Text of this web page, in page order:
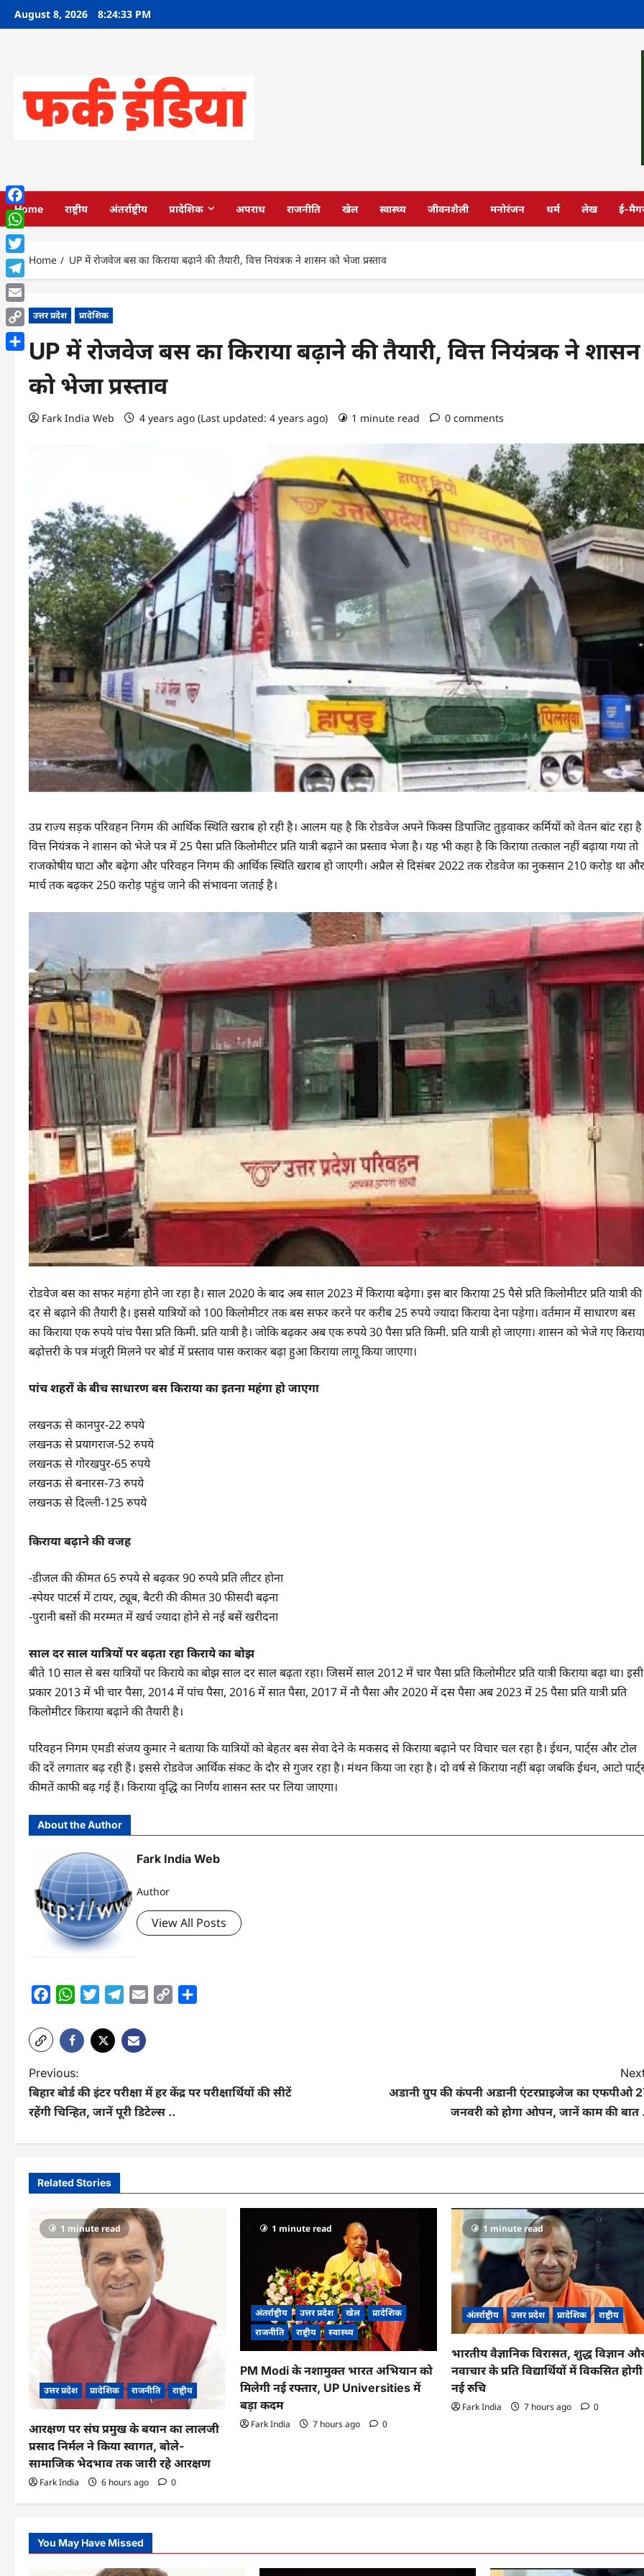
SkipAugust 8, 2026 8:24:34 PM
Home राष्ट्रीय अंतर्राष्ट्रीय प्रादेशिक अपराध राजनीति खेल स्वास्थ्य जीवनशैली मनोरंजन धर्म लेख ई-
Home UP में रोजवेज बस का किराया बढ़ाने की तैयारी, वित्त नियंत्रक ने शासन को भेजा प्रस्ताव
उत्तर प्रदेश प्रादेशिक
UP में रोजवेज बस का किराया बढ़ाने की तैयारी, वित्त नियंत्रक ने शासन
को भेजा प्रस्ताव
Fark India Web 4 years ago (Last updated: 4 years ago) 1 minute read 0 comments
उप्र राज्य सड़क परिवहन निगम की आर्थिक स्थिति खराब हो रही है। आलम यह है कि रोडवेज अपने फिक्स डिपाजिट तुड़वाकर कर्मियों को वेतन बांट रहा
वित्त नियंत्रक ने शासन को भेजे पत्र में 25 पैसा प्रति किलोमीटर प्रति यात्री बढ़ाने का प्रस्ताव भेजा है। यह भी कहा है कि किराया तत्काल नहीं बढ़ाया गया तो
राजकोषीय घाटा और बढ़ेगा और परिवहन निगम की आर्थिक स्थिति खराब हो जाएगी। अप्रैल से दिसंबर 2022 तक रोडवेज का नुकसान 210 करोड़ था और
मार्च तक बढ़कर 250 करोड़ पहुंच जाने की संभावना जताई है।
रोडवेज बस का सफर महंगा होने जा रहा है। साल 2020 के बाद अब साल 2023 में किराया बढ़ेगा। इस बार किराया 25 पैसे प्रति किलोमीटर प्रति यात्री की
दर से बढ़ाने की तैयारी है। इससे यात्रियों को 100 किलोमीटर तक बस सफर करने पर करीब 25 रुपये ज्यादा किराया देना पड़ेगा। वर्तमान में साधारण बस
का किराया एक रुपये पांच पैसा प्रति किमी. प्रति यात्री है। जोकि बढ़कर अब एक रुपये 30 पैसा प्रति किमी. प्रति यात्री हो जाएगा। शासन को भेजे गए किराया
बढ़ोत्तरी के पत्र मंजूरी मिलने पर बोर्ड में प्रस्ताव पास कराकर बढ़ा हुआ किराया लागू किया जाएगा।
पांच शहरों के बीच साधारण बस किराया का इतना महंगा हो जाएगा
लखनऊ से कानपुर-22 रुपये
लखनऊ से प्रयागराज-52 रुपये
लखनऊ से गोरखपुर-65 रुपये
लखनऊ से बनारस-73 रुपये
लखनऊ से दिल्ली-125 रुपये
किराया बढ़ाने की वजह
-डीजल की कीमत 65 रुपये से बढ़कर 90 रुपये प्रति लीटर होना
-स्पेयर पाटर्स में टायर, ट्यूब, बैटरी की कीमत 30 फीसदी बढ़ना
-पुरानी बसों की मरम्मत में खर्च ज्यादा होने से नई बसें खरीदना
साल दर साल यात्रियों पर बढ़ता रहा किराये का बोझ
बीते 10 साल से बस यात्रियों पर किराये का बोझ साल दर साल बढ़ता रहा। जिसमें साल 2012 में चार पैसा प्रति किलोमीटर प्रति यात्री किराया बढ़ा था। इसी
प्रकार 2013 में भी चार पैसा, 2014 में पांच पैसा, 2016 में सात पैसा, 2017 में नौ पैसा और 2020 में दस पैसा अब 2023 में 25 पैसा प्रति यात्री प्रति
किलोमीटर किराया बढ़ाने की तैयारी है।
परिवहन निगम एमडी संजय कुमार ने बताया कि यात्रियों को बेहतर बस सेवा देने के मकसद से किराया बढ़ाने पर विचार चल रहा है। ईधन, पार्ट्स और टोल
की दरें लगातार बढ़ रही हैं। इससे रोडवेज आर्थिक संकट के दौर से गुजर रहा है। मंथन किया जा रहा है। दो वर्ष से किराया नहीं बढ़ा जबकि ईधन, आटो
कीमतें काफी बढ़ गई हैं। किराया वृद्धि का निर्णय शासन स्तर पर लिया जाएगा।
About the Author
Fark India Web
Author
View All Posts
FacebookWhatsAppTwitterTelegram
Email
Copy
P
o
n
n
Previous:
बिहार बोर्ड की इंटर परीक्षा में हर केंद्र पर परीक्षार्थियों की सीटें
रहेंगी चिन्हित, जानें पूरी डिटेल्स ..
अडानी ग्रुप की कंपनी अडानी एंटरप्राइजेज का एफपीओ
जनवरी को होगा ओपन, जानें काम की बात
Related Stories
1 minute read
उत्तर प्रदेश प्रादेशिक राजनीति राष्ट्रीय
आरक्षण पर संघ प्रमुख के बयान का लालजी
प्रसाद निर्मल ने किया स्वागत, बोले-
सामाजिक भेदभाव तक जारी रहे आरक्षण
Fark India 6 hours ago 0
1 minute read
अंतर्राष्ट्रीय उत्तर प्रदेश खेल
प्रादेशिक
राजनीति
राष्ट्रीय स्वास्थ्य
PM Modi के नशामुक्त भारत अभियान को
मिलेगी नई रफ्तार, UP Universities में
बड़ा कदम
Fark India 7 hours ago 0
1 minute read
अंतर्राष्ट्रीय उत्तर प्रदेश प्रादेशिक राष्ट्रीय
भारतीय वैज्ञानिक विरासत, शुद्ध विज्ञान
नवाचार के प्रति विद्यार्थियों में विकसित होगी
नई रुचि
Fark India 7 hours ago 0
You May Have Missed
Facebook
WhatsApp
Twitter
Telegram
Email
Copy
Link
Share